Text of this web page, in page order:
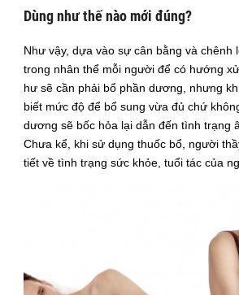
Dùng như thế nào mới đúng?
Như vậy, dựa vào sự cân bằng và chênh
trong nhân thể mỗi người để có hướng
hư sẽ cần phải bổ phần dương, nhưng
biết mức độ để bổ sung vừa đủ chứ
dương sẽ bốc hỏa lại dẫn đến tình trạng
Chưa kể, khi sử dụng thuốc bổ, người
tiết về tình trạng sức khỏe, tuổi tác của